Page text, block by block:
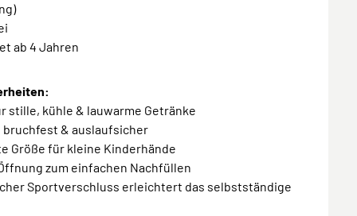
ab 4 Jahren
stille, kühle & lauwarme Getränke
bruchfest & auslaufsicher
Größe für kleine Kinderhände
zum einfachen Nachfüllen
Sportverschluss erleichtert das selbstständige